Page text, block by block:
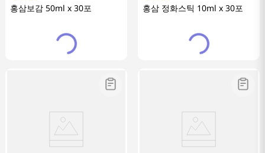
홍삼보감 50ml x 30포 홍삼 정화스틱 10ml x 30포